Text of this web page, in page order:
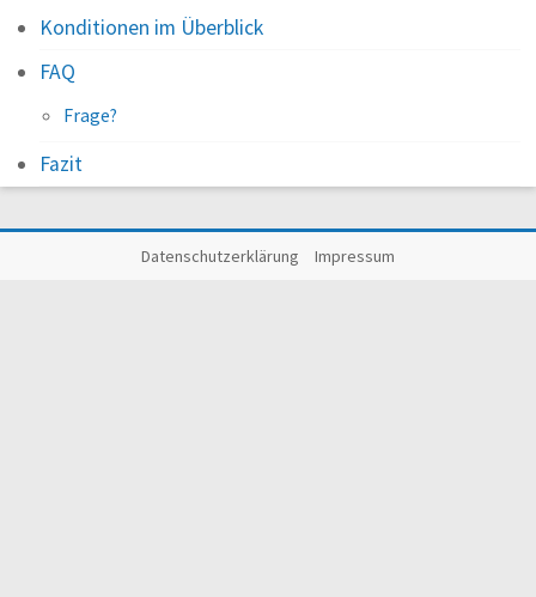
Konditionen im Überblick
FAQ
Frage?
Fazit
Datenschutzerklärung Impressum